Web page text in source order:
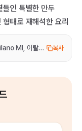
인 특별한 만두
태로 재해석한 요리
MI, 이탈리아 복사